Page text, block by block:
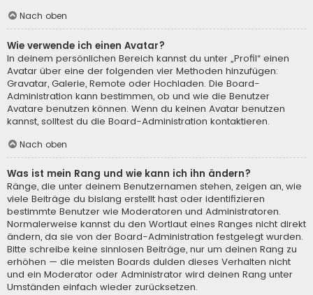
Nach oben
Wie verwende ich einen Avatar?
In deinem persönlichen Bereich kannst du unter „Profil“ einen
Avatar über eine der folgenden vier Methoden hinzufügen:
Gravatar, Galerie, Remote oder Hochladen. Die Board-
Administration kann bestimmen, ob und wie die Benutzer
Avatare benutzen können. Wenn du keinen Avatar benutzen
kannst, solltest du die Board-Administration kontaktieren.
Nach oben
Was ist mein Rang und wie kann ich ihn ändern?
Ränge, die unter deinem Benutzernamen stehen, zeigen an, wie
viele Beiträge du bislang erstellt hast oder identifizieren
bestimmte Benutzer wie Moderatoren und Administratoren.
Normalerweise kannst du den Wortlaut eines Ranges nicht direkt
ändern, da sie von der Board-Administration festgelegt wurden.
Bitte schreibe keine sinnlosen Beiträge, nur um deinen Rang zu
erhöhen — die meisten Boards dulden dieses Verhalten nicht
und ein Moderator oder Administrator wird deinen Rang unter
Umständen einfach wieder zurücksetzen.